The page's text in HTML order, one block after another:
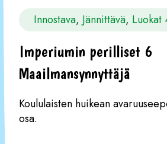
Innostava, Jännittävä, Luokat
Imperiumin perilliset 6
Maailmansynnyttäjä
Koululaisten huikean
osa.